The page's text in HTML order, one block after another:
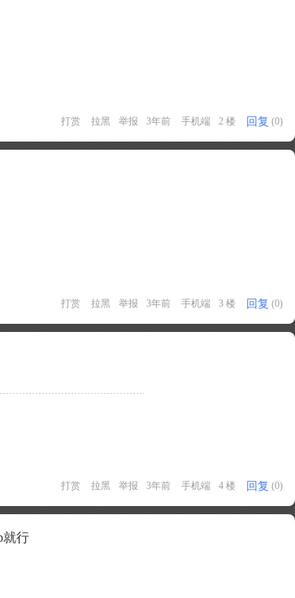
打赏 拉黑 举报 3年前 手机端 2 楼 回复 (0)
打赏 拉黑 举报 3年前 手机端 3 楼 回复 (0)
打赏 拉黑 举报 3年前 手机端 4 楼 回复 (0)
就行